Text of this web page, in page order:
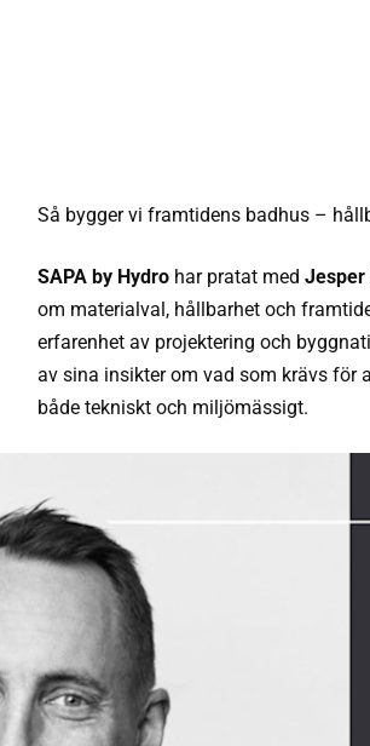
Så bygger vi framtidens badhus –
SAPA by Hydro har pratat med Jesper
om materialval, hållbarhet och
erfarenhet av projektering och
av sina insikter om vad som krävs för
både tekniskt och miljömässigt.